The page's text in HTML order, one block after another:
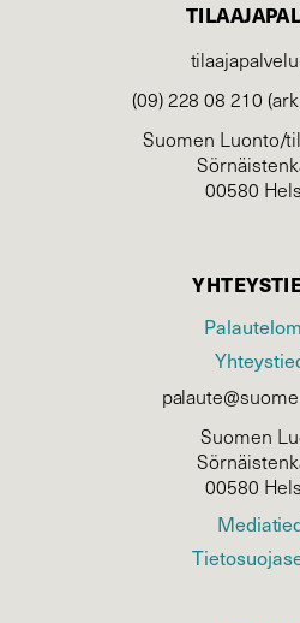
(09) 228 08 210
Suomen Luonto/
00580
Suomen
00580